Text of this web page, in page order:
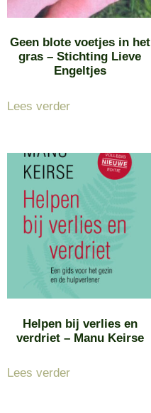
Geen blote voetjes in het
gras – Stichting Lieve
Engeltjes
Lees verder
Helpen bij verlies en
verdriet – Manu Keirse
Lees verder